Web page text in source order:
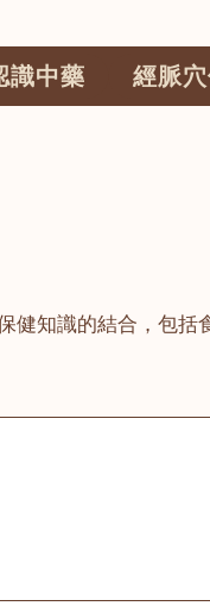
識中藥 經脈
健知識的結合，包括